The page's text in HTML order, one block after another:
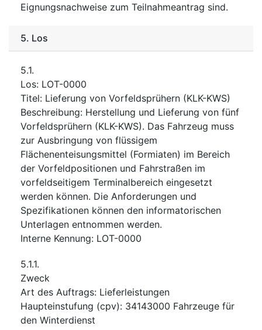
Eignungsnachweise zum Teilnahmeantrag sind.
5. Los
5.1.
Los: LOT-0000
Titel: Lieferung von Vorfeldsprühern (KLK-KWS)
Beschreibung: Herstellung und Lieferung von fünf
Vorfeldsprühern (KLK-KWS). Das Fahrzeug muss
zur Ausbringung von flüssigem
Flächenenteisungsmittel (Formiaten) im Bereich
der Vorfeldpositionen und Fahrstraßen im
vorfeldseitigem Terminalbereich eingesetzt
werden können. Die Anforderungen und
Spezifikationen können den informatorischen
Unterlagen entnommen werden.
Interne Kennung: LOT-0000
5.1.1.
Zweck
Art des Auftrags: Lieferleistungen
Haupteinstufung (cpv): 34143000 Fahrzeuge für
den Winterdienst